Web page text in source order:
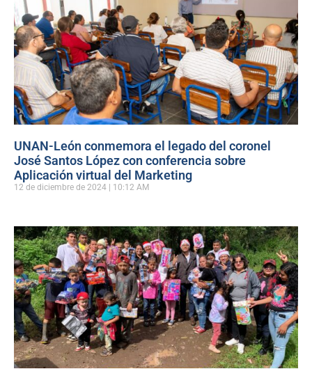
UNAN-León conmemora el legado del coronel
José Santos López con conferencia sobre
Aplicación virtual del Marketing
12 de diciembre de 2024 10:12 AM